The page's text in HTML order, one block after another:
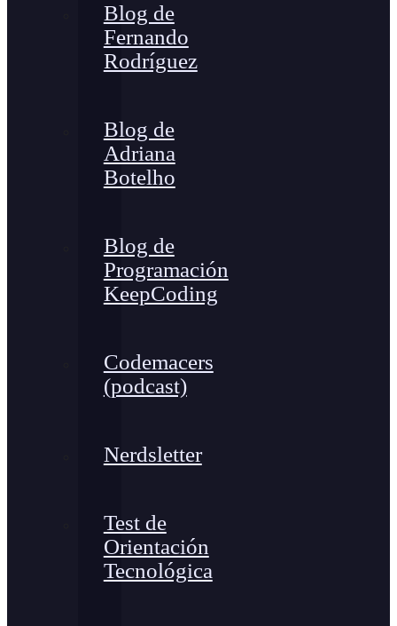
Blog de
Fernando
Rodríguez
Blog de
Adriana
Botelho
Blog de
Programación
KeepCoding
Codemacers
(podcast)
Nerdsletter
Test de
Orientación
Tecnológica